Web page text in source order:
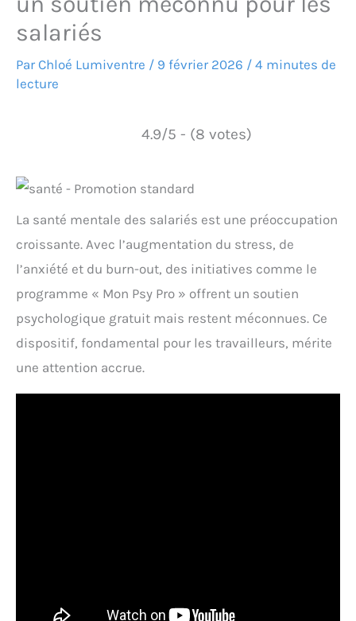
salariés
Par Chloé Lumiventre / 9 février 2026 / 4 minutes de
lecture
4.9/5 - (8 votes)
La santé mentale des salariés est une préoccupation
croissante. Avec l’augmentation du stress, de
l’anxiété et du burn-out, des initiatives comme le
programme « Mon Psy Pro » offrent un soutien
psychologique gratuit mais restent méconnues. Ce
dispositif, fondamental pour les travailleurs, mérite
une attention accrue.